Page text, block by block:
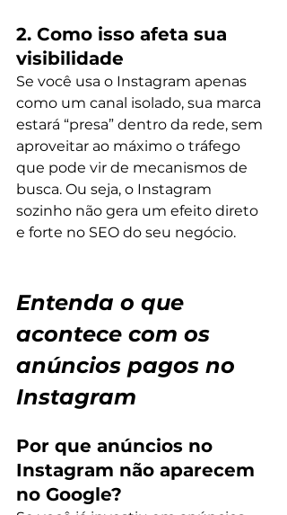
2. Como isso afeta sua
visibilidade
Se você usa o Instagram apenas
como um canal isolado, sua marca
estará “presa” dentro da rede, sem
aproveitar ao máximo o tráfego
que pode vir de mecanismos de
busca. Ou seja, o Instagram
sozinho não gera um efeito direto
e forte no SEO do seu negócio.
Entenda o que
acontece com os
anúncios pagos no
Instagram
Por que anúncios no
Instagram não aparecem
no Google?